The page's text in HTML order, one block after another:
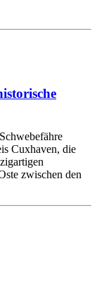
Cuxhaven, die
zwischen den